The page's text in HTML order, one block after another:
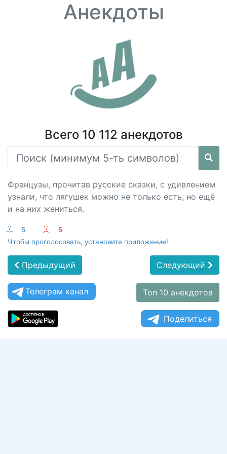
Анекдоты
Всего 10 112 анекдотов
Французы, прочитав русские сказки, с удивлением
узнали, что лягушек можно не только есть, но ещё
и на них жениться.
:-) 5 :-(
5
Чтобы проголосовать, установите приложение!
Предыдущий Следующий
Телеграм канал Топ 10 анекдотов
Поделиться